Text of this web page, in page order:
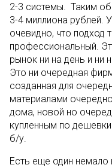
2-3 системы. Таким
3-4 миллиона рублей.
очевидно, что подход
профессиональный.
рынок ни на день и ни
Это ни очередная
созданная для
материалами
дома, новой но
купленным по
б/у.
Есть еще один